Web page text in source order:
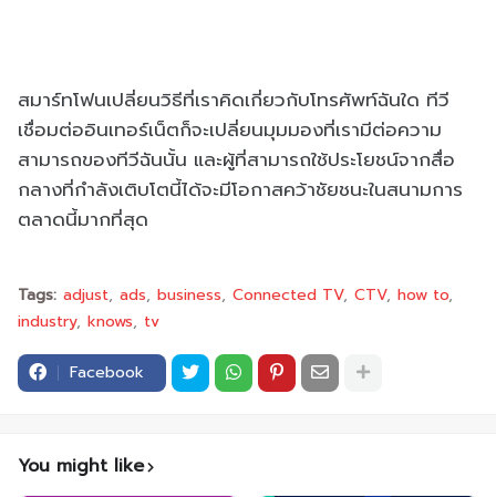
สมาร์ทโฟนเปลี่ยนวิธีที่เราคิดเกี่ยวกับโทรศัพท์ฉันใด ทีวี
เชื่อมต่ออินเทอร์เน็ตก็จะเปลี่ยนมุมมองที่เรามีต่อความ
สามารถของทีวีฉันนั้น และผู้ที่สามารถใช้ประโยชน์จากสื่อ
กลางที่กำลังเติบโตนี้ได้จะมีโอกาสคว้าชัยชนะในสนามการ
ตลาดนี้มากที่สุด
Tags: adjust ads business Connected TV CTV how to
industry knows tv
Facebook
You might like